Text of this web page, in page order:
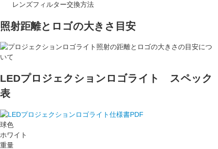
レンズフィルター交換方法
照射距離とロゴの大きさ目安
LEDプロジェクションロゴライト スペック
表
球色
ホワイト
重量